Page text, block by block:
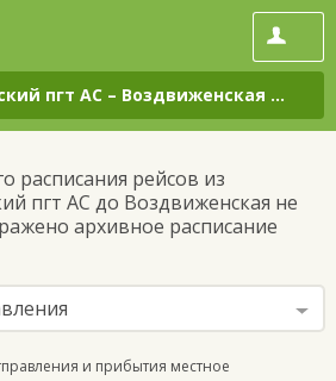
пгт АС – Воздвиженская на
расписания рейсов из
пгт АС до Воздвиженская не
архивное расписание
и прибытия местное